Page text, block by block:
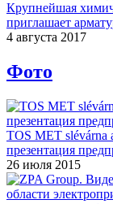
Крупнейшая
приглашает
4 августа 2017
Фото
TOS MET slévárna
презентация
26 июля 2015